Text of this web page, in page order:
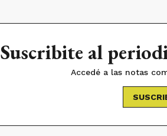
Suscribite al
Accedé a las notas